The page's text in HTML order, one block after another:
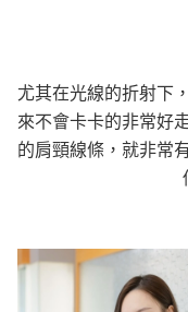
尤其在光線的折射下
來不會卡卡的非常好
的肩頸線條，就非常